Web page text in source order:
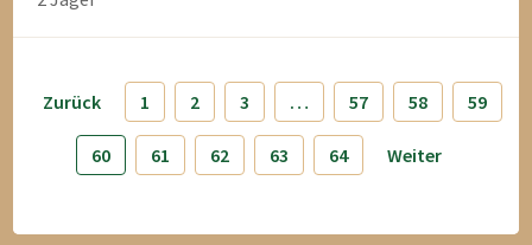
Zurück 1 2 3 … 57 58 59
60 61 62 63 64 Weiter